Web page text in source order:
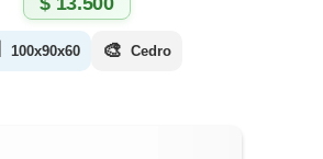
100x90x60 🎨 Cedro